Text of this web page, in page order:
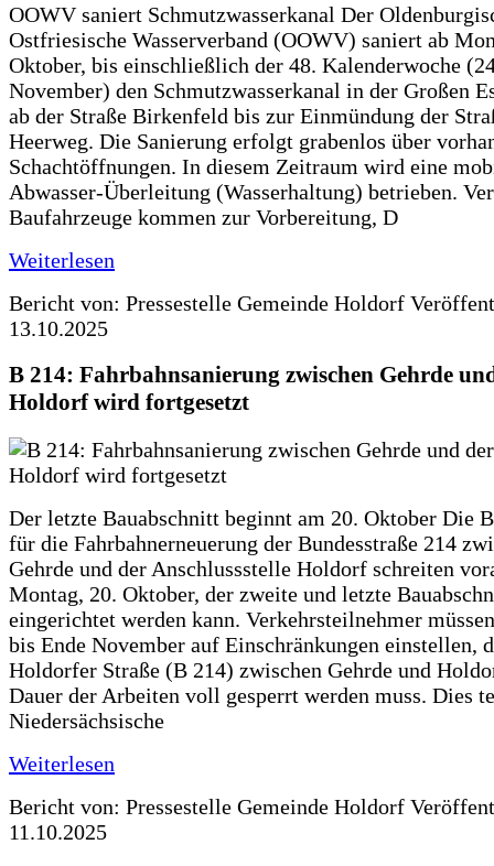
OOWV saniert Schmutzwasserkanal Der
Ostfriesische Wasserverband (OOWV) saniert ab
Oktober, bis einschließlich der 48. Kalenderwoche
November) den Schmutzwasserkanal in der Großen
ab der Straße Birkenfeld bis zur Einmündung der
Heerweg. Die Sanierung erfolgt grabenlos über
Schachtöffnungen. In diesem Zeitraum wird eine
Abwasser-Überleitung (Wasserhaltung) betrieben.
Baufahrzeuge kommen zur Vorbereitung, D
Weiterlesen
Bericht von: Pressestelle Gemeinde Holdorf
13.10.2025
B 214: Fahrbahnsanierung zwischen Gehrde
Holdorf wird fortgesetzt
Der letzte Bauabschnitt beginnt am 20. Oktober Die
für die Fahrbahnerneuerung der Bundesstraße 214
Gehrde und der Anschlussstelle Holdorf schreiten
Montag, 20. Oktober, der zweite und letzte
eingerichtet werden kann. Verkehrsteilnehmer
bis Ende November auf Einschränkungen einstellen,
Holdorfer Straße (B 214) zwischen Gehrde und
Dauer der Arbeiten voll gesperrt werden muss. Dies
Niedersächsische
Weiterlesen
Bericht von: Pressestelle Gemeinde Holdorf
11.10.2025